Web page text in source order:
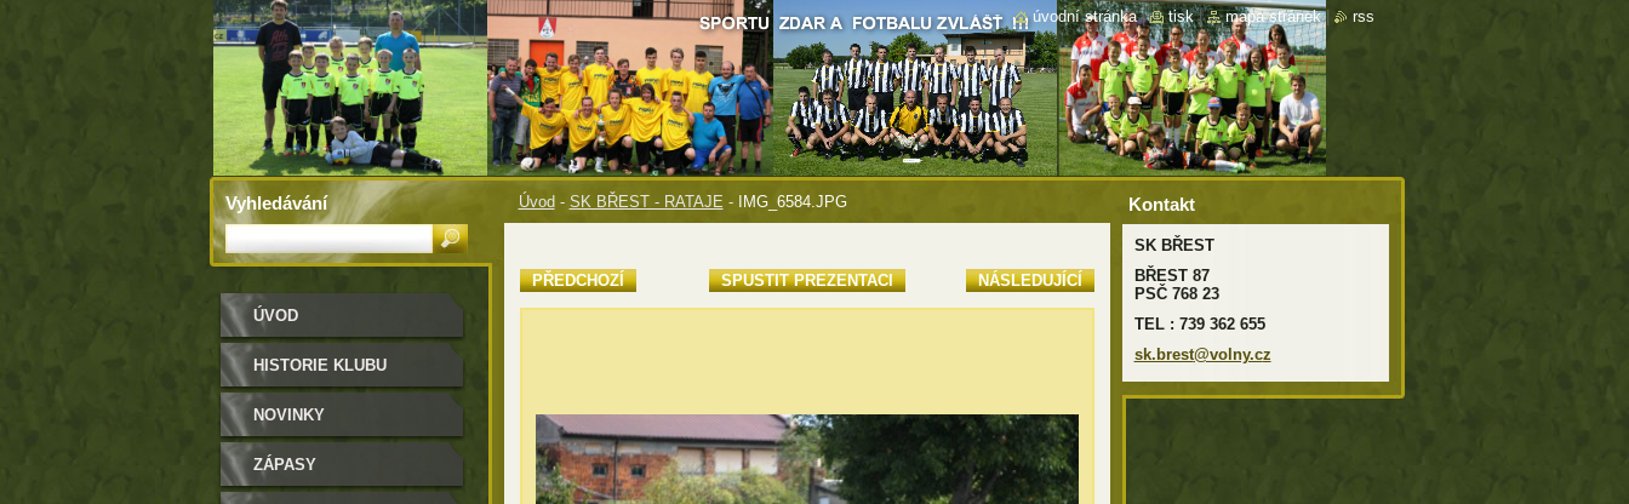
Úvod - SK BŘEST - RATAJE - IMG_6584.JPG
PŘEDCHOZÍ SPUSTIT PREZENTACI NÁSLEDUJÍCÍ
ÚVOD
HISTORIE KLUBU
NOVINKY
ZÁPASY
Kontakt
SK BŘEST
BŘEST 87
PSČ 768 23
TEL : 739 362 655
sk.brest@volny.cz
Vyhledávání
úvodní stránka | tisk | mapa stránek | rss